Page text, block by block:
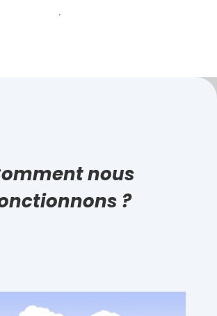
.
nous
?